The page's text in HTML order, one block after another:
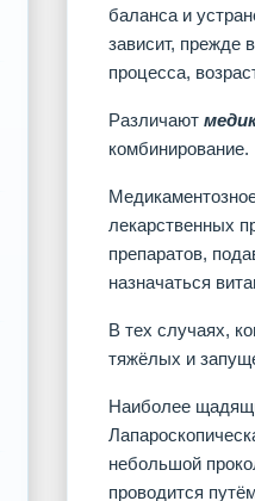
баланса и
зависит, прежде
процесса,
Различают
комбинирование.
лекарственных
препаратов,
назначаться
В тех случаях,
тяжёлых и
Наиболее
небольшой
проводится